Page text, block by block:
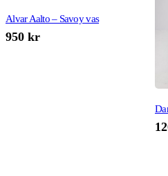
Alvar Aalto – Savoy vas
950 kr